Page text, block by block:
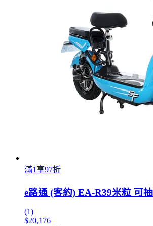
滿1享97折
e路通 (客約) EA-R39米粒 可
(1)
$20,176